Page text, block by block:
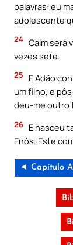
palavras: eu
adolescente
24 Caim será
vezes sete.
25
E Adão
um filho, e
deu-me outro
26 E nasceu
Enós. Este
◄ Capítulo